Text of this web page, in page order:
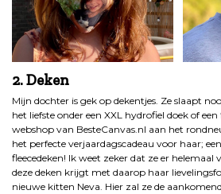
2. Deken
Mijn dochter is gek op dekentjes. Ze slaapt
het liefste onder een XXL hydrofiel doek of een
webshop van BesteCanvas.nl aan het
het perfecte verjaardagscadeau voor haar;
fleecedeken! Ik weet zeker dat ze er helemaal
deze deken krijgt met daarop haar
nieuwe kitten Neva. Hier zal ze de